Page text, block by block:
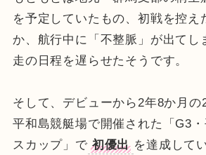
を予定していたもの、初戦を控え
か、航行中に「不整脈」が出てし
走の日程を遅らせたそうです。
そして、デビューから2年8か月の
平和島競艇場で開催された「G3
スカップ」で 初優出 を達成して